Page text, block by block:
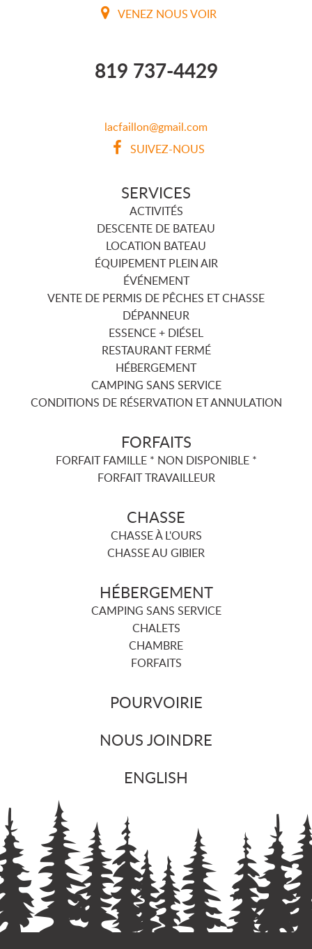
VENEZ NOUS VOIR
819 737-4429
lacfaillon@gmail.com
SUIVEZ-NOUS
SERVICES
ACTIVITÉS
DESCENTE DE BATEAU
LOCATION BATEAU
ÉQUIPEMENT PLEIN AIR
ÉVÉNEMENT
VENTE DE PERMIS DE PÊCHES ET CHASSE
DÉPANNEUR
ESSENCE + DIÉSEL
RESTAURANT FERMÉ
HÉBERGEMENT
CAMPING SANS SERVICE
CONDITIONS DE RÉSERVATION ET ANNULATION
FORFAITS
FORFAIT FAMILLE * NON DISPONIBLE *
FORFAIT TRAVAILLEUR
CHASSE
CHASSE À L'OURS
CHASSE AU GIBIER
HÉBERGEMENT
CAMPING SANS SERVICE
CHALETS
CHAMBRE
FORFAITS
POURVOIRIE
NOUS JOINDRE
ENGLISH